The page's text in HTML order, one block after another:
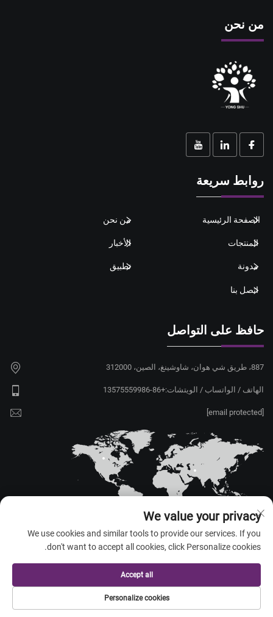
من نحن
روابط سريعة
الصفحة الرئيسية من نحن
المنتجات الأخبار
مدونة تطبيق
اتصل بنا
حافظ على التواصل
887، طريق شي هوان، شاوشينغ، الصين، 312000
الهاتف / الواتساب / الويتشات:+86-13575559986
[email protected]
الصين. جميع الحقوق محفوظة. —
We value your privacy
We use cookies and similar tools to provide our services. If you
don't want to accept all cookies, click Personalize cookies.
Personalize cookies
Accept all